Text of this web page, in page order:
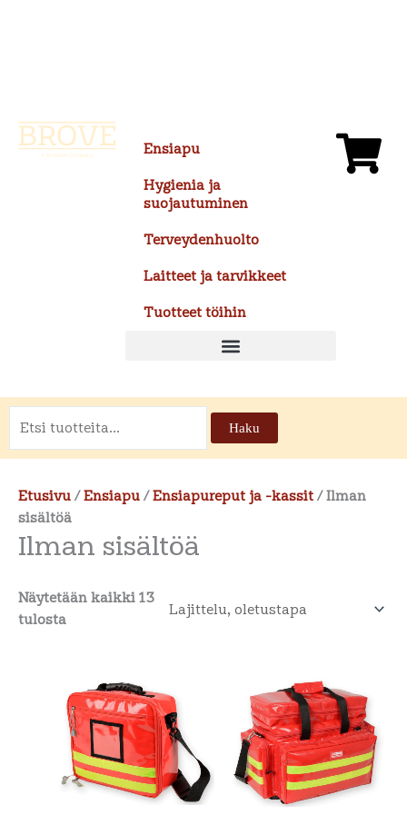
Ensiapu
Hygienia ja
suojautuminen
Terveydenhuolto
Laitteet ja tarvikkeet
Tuotteet töihin
Haku
Etusivu/Ensiapu/Ensiapureput ja -kassit/ Ilman
sisältöä
Ilman sisältöä
Näytetään kaikki 13
tulosta
on
useampi
Voit